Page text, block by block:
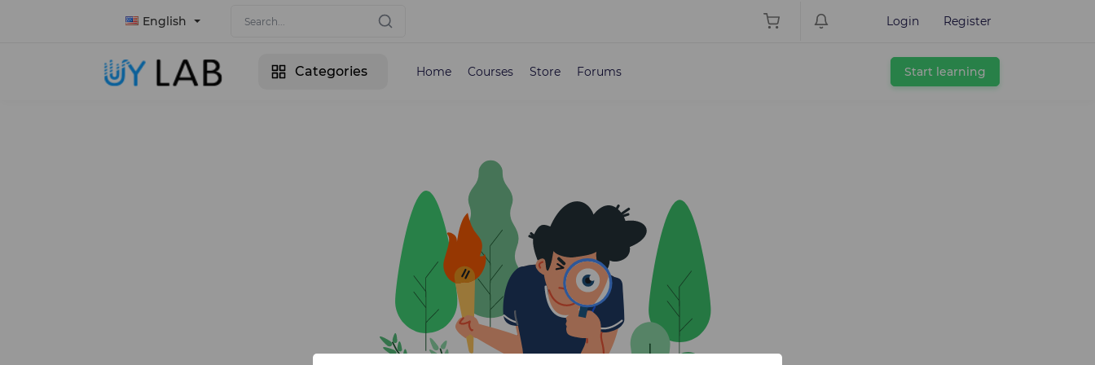
English Login Register
Categories Home Courses Store Forums Start learning